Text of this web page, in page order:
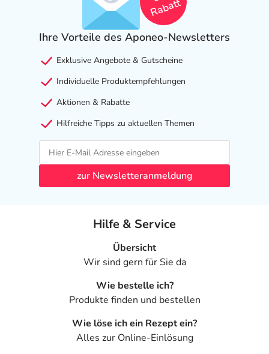
Adresse des Anbieters/Herstellers
L'Oreal Deutschland GmbH Geschäftsbereich CeraVe
Johannstr. 1
elektronische Adresse: https://www.cerave.de/
Angaben gem. EU-Produktsicherheitsverordnung (GPSR)
Rabatt
Ihre Vorteile des Aponeo-Newsletters
Exklusive Angebote & Gutscheine
Individuelle Produktempfehlungen
Aktionen & Rabatte
Hilfreiche Tipps zu aktuellen Themen
zur Newsletteranmeldung
Hilfe & Service
Übersicht
Wir sind gern für Sie da
Wie bestelle ich?
Produkte finden und bestellen
Wie löse ich ein Rezept ein?
Alles zur Online-Einlösung